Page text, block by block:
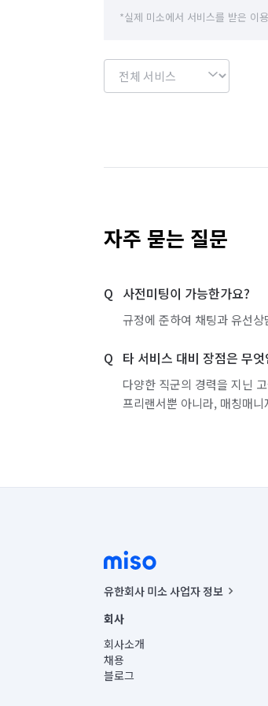
*실제 미소에서 서비스를 받은 이
자주 묻는 질문
사전미팅이 가능한가요?
규정에 준하여 채팅과 유선
타 서비스 대비 장점은 무
다양한 직군의 경력을 지닌
프리랜서뿐 아니라, 매칭매
유한회사 미소 사업자 정보
사업자등록번호 : 291-87-00271 | 인
통신판매신고번호 : 2024-서울종로-
대표이사 : CHING VICTOR COLUMBIA
주소 | 본사: 서울특별시 종로구 율곡
컨택센터 : 서울특별시 종로구 수송동
회사
회사소개
채용
블로그